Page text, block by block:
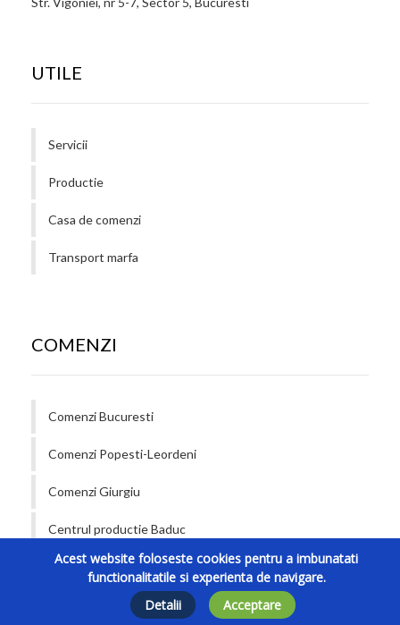
UTILE
Servicii
Productie
Casa de comenzi
Transport marfa
COMENZI
Comenzi Bucuresti
Comenzi Popesti-Leordeni
Comenzi Giurgiu
Centrul productie Baduc
Contact
Acest website foloseste cookies pentru a imbunatati
functionalitatile si experienta de navigare.
Detalii
Acceptare